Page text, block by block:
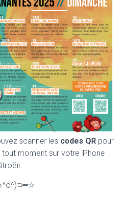
scanner les codes QR pour
moment sur votre iPhone